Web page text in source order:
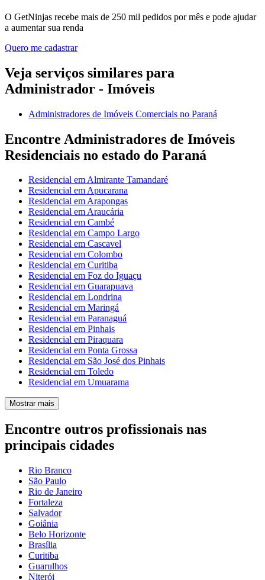
O GetNinjas recebe mais de 250 mil pedidos por mês e pode ajudar
a aumentar sua renda
Quero me cadastrar
Veja serviços similares para
Administrador - Imóveis
Administradores de Imóveis Comerciais no Paraná
Encontre Administradores de Imóveis
Residenciais no estado do Paraná
Residencial em Almirante Tamandaré
Residencial em Apucarana
Residencial em Arapongas
Residencial em Araucária
Residencial em Cambé
Residencial em Campo Largo
Residencial em Cascavel
Residencial em Colombo
Residencial em Curitiba
Residencial em Foz do Iguaçu
Residencial em Guarapuava
Residencial em Londrina
Residencial em Maringá
Residencial em Paranaguá
Residencial em Pinhais
Residencial em Piraquara
Residencial em Ponta Grossa
Residencial em São José dos Pinhais
Residencial em Toledo
Residencial em Umuarama
Mostrar mais
Encontre outros profissionais nas
principais cidades
Rio Branco
São Paulo
Rio de Janeiro
Fortaleza
Salvador
Goiânia
Belo Horizonte
Brasília
Curitiba
Guarulhos
Niterói